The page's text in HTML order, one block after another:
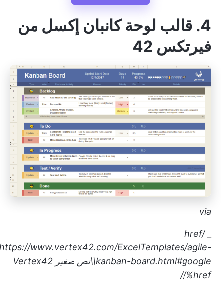
4. قالب لوحة كانبان إكسل من
فيرتكس 42
via
href/
https://www.vertex42.com/ExcelTemplates/agile-
kanban-board.html#google\\نص
صغير Vertex42
/%href/